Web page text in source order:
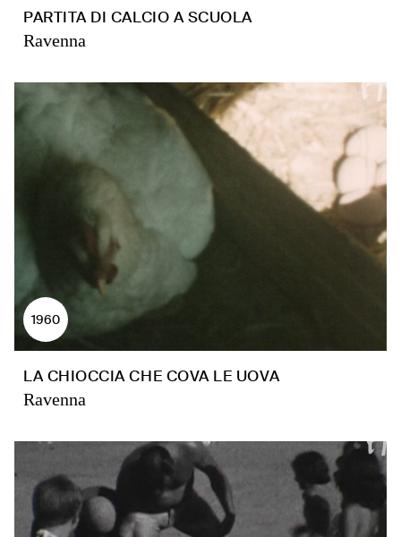
PARTITA DI CALCIO A SCUOLA
Ravenna
1960
LA CHIOCCIA CHE COVA LE UOVA
Ravenna